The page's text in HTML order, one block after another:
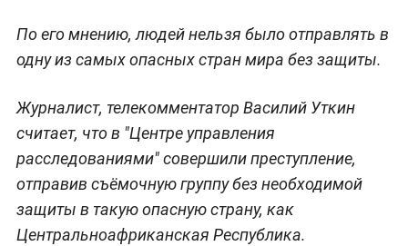
По его мнению, людей нельзя было отправлять в
одну из самых опасных стран мира без защиты.
Журналист, телекомментатор Василий Уткин
считает, что в "Центре управления
расследованиями" совершили преступление,
отправив съёмочную группу без необходимой
защиты в такую опасную страну, как
Центральноафриканская Республика.